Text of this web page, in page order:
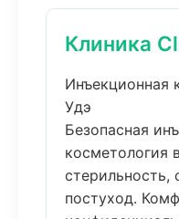
Клиника
Инъекционная
Удэ
Безопасная
косметология
стерильность,
постуход.